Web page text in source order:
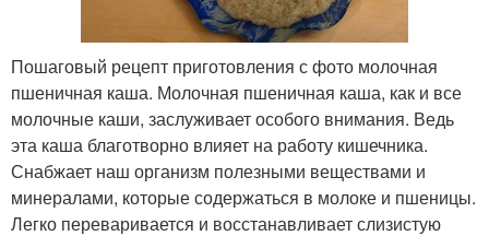
Пошаговый рецепт приготовления с фото молочная
пшеничная каша. Молочная пшеничная каша, как и все
молочные каши, заслуживает особого внимания. Ведь
эта каша благотворно влияет на работу кишечника.
Снабжает наш организм полезными веществами и
минералами, которые содержаться в молоке и пшеницы.
Легко переваривается и восстанавливает слизистую